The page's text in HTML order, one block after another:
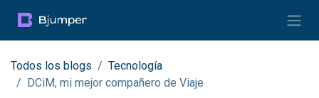
Todos los blogs
Tecnología
DCiM, mi mejor compañero de Viaje